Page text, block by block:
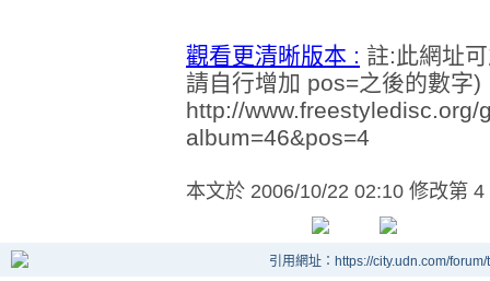
觀看更清晰版本 : 註:此網址
請自行增加 pos=之後的數字)
http://
album=46&pos=4
本文於 2006/10/22 02:10 修改第 4
引用網址：https://city.udn.com/